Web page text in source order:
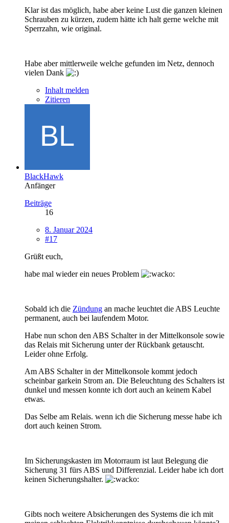
Klar ist das möglich, habe aber keine Lust die ganzen kleinen
Schrauben zu kürzen, zudem hätte ich halt gerne welche mit
Sperrzahn, wie original.
Habe aber mittlerweile welche gefunden im Netz, dennoch
vielen Dank
Inhalt melden
Zitieren
BlackHawk
Anfänger
Beiträge
16
8. Januar 2024
#17
Grüßt euch,
habe mal wieder ein neues Problem
Sobald ich die Zündung an mache leuchtet die ABS Leuchte
permanent, auch bei laufendem Motor.
Habe nun schon den ABS Schalter in der Mittelkonsole sowie
das Relais mit Sicherung unter der Rückbank getauscht.
Leider ohne Erfolg.
Am ABS Schalter in der Mittelkonsole kommt jedoch
scheinbar garkein Strom an. Die Beleuchtung des Schalters ist
dunkel und messen konnte ich dort auch an keinem Kabel
etwas.
Das Selbe am Relais. wenn ich die Sicherung messe habe ich
dort auch keinen Strom.
Im Sicherungskasten im Motorraum ist laut Belegung die
Sicherung 31 fürs ABS und Differenzial. Leider habe ich dort
keinen Sicherungshalter.
Gibts noch weitere Absicherungen des Systems die ich mit